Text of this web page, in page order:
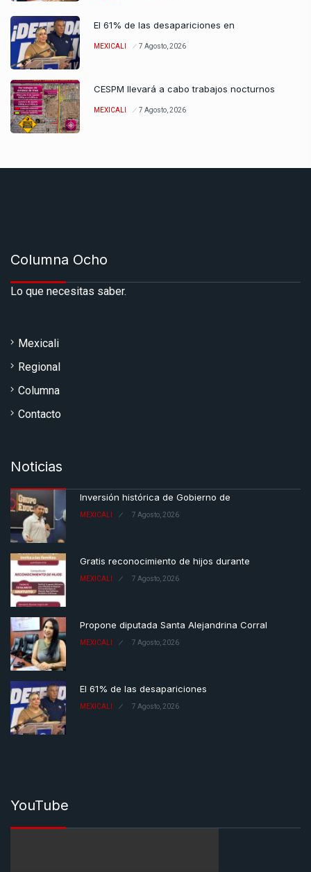
El 61% de las desapariciones en
MEXICALI 7 Agosto, 2026
CESPM llevará a cabo trabajos nocturnos
MEXICALI 7 Agosto, 2026
Columna Ocho
Lo que necesitas saber.
Mexicali
Regional
Columna
Contacto
Noticias
Inversión histórica de Gobierno de
MEXICALI 7 Agosto, 2026
Gratis reconocimiento de hijos durante
MEXICALI 7 Agosto, 2026
Propone diputada Santa Alejandrina Corral
MEXICALI 7 Agosto, 2026
El 61% de las desapariciones
MEXICALI 7 Agosto, 2026
YouTube